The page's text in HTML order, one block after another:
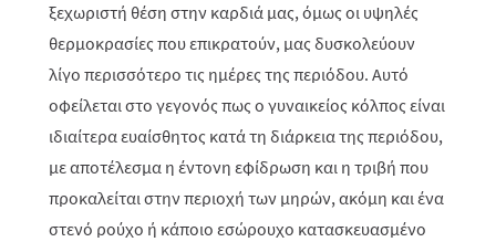
ξεχωριστή θέση στην καρδιά μας, όμως οι υψηλές
θερμοκρασίες που επικρατούν, μας δυσκολεύουν
λίγο περισσότερο τις ημέρες της περιόδου. Αυτό
οφείλεται στο γεγονός πως ο γυναικείος κόλπος είναι
ιδιαίτερα ευαίσθητος κατά τη διάρκεια της περιόδου,
με αποτέλεσμα η έντονη εφίδρωση και η τριβή που
προκαλείται στην περιοχή των μηρών, ακόμη και ένα
στενό ρούχο ή κάποιο εσώρουχο κατασκευασμένο